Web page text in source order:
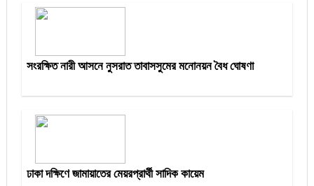
সংরক্ষিত নারী আসনে নুসরাত তাবাসসুমের মনোনয়ন বৈধ ঘোষণা
ঢাকা দক্ষিণে জামায়াতের মেয়রপ্রার্থী সাদিক কায়েম